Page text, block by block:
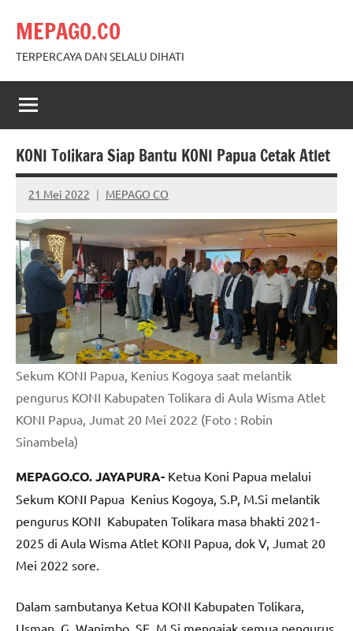
content
MEPAGO.CO
TERPERCAYA DAN SELALU DIHATI
KONI Tolikara Siap Bantu KONI Papua Cetak Atlet
21 Mei 2022 MEPAGO CO
No
comments
Sekum KONI Papua, Kenius Kogoya saat melantik
pengurus KONI Kabupaten Tolikara di Aula Wisma Atlet
KONI Papua, Jumat 20 Mei 2022 (Foto : Robin
Sinambela)
MEPAGO.CO. JAYAPURA- Ketua Koni Papua melalui
Sekum KONI Papua Kenius Kogoya, S.P, M.Si melantik
pengurus KONI Kabupaten Tolikara masa bhakti 2021-
2025 di Aula Wisma Atlet KONI Papua, dok V, Jumat 20
Mei 2022 sore.
Dalam sambutanya Ketua KONI Kabupaten Tolikara,
Usman G. Wanimbo, SE, M.Si mengajak semua pengurus